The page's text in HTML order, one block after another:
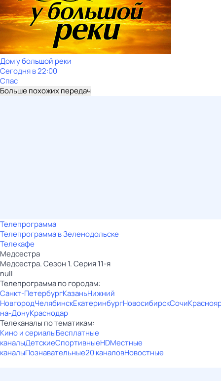
Дом у большой реки
Сегодня в 22:00
Спас
Больше похожих передач
Телепрограмма
Телепрограмма в Зеленодольске
Телекафе
Медсестра
Медсестра. Сезон 1. Серия 11-я
null
Телепрограмма по городам:
Санкт-ПетербургКазаньНижний
НовгородЧелябинскЕкатеринбургНовосибирскСочи
на-ДонуКраснодар
Телеканалы по тематикам:
Кино и сериалыБесплатные
каналыДетскиеСпортивныеHDМестные
каналыПознавательные20 каналовНовостные